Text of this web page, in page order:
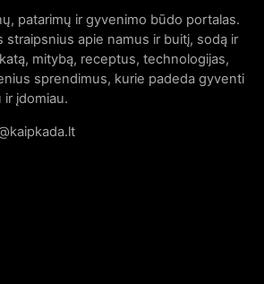
patarimų ir gyvenimo būdo portalas.
straipsnius apie namus ir buitį, sodą ir
mitybą, receptus, technologijas,
sprendimus, kurie padeda gyventi
ir įdomiau.